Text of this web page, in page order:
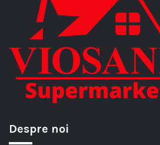
Despre noi